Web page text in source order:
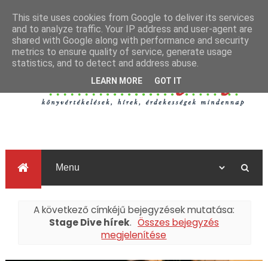
A következő címkéjű bejegyzések mutatása:
Stage Dive hírek. Összes bejegyzés
megjelenítése
This site uses cookies from Google to deliver its services
and to analyze traffic. Your IP address and user-agent are
shared with Google along with performance and security
metrics to ensure quality of service, generate usage
statistics, and to detect and address abuse.
LEARN MORE GOT IT